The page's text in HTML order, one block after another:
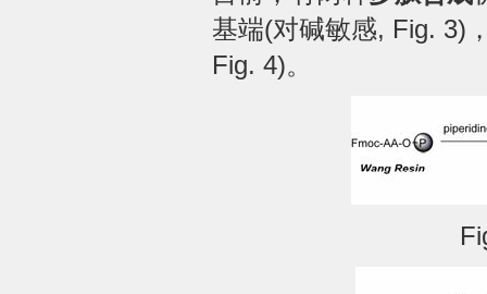
基端(对碱敏感, Fig. 3)
Fig. 4)。